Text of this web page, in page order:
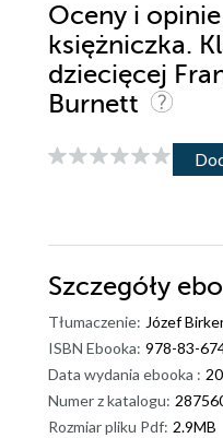
Oceny i
księżniczka.
dziecięcej
Burnett
Szczegóły
Tłumaczenie: Józef
ISBN Ebooka: 978-83-
Data wydania ebooka :
Numer z katalogu:
Rozmiar pliku Pdf: 2.9MB